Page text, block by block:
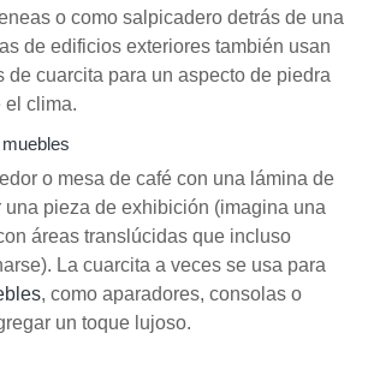
o como salpicadero detrás de una
de edificios exteriores también usan
de cuarcita para un aspecto de piedra
el clima.
o mesa de café con una lámina de
una pieza de exhibición (imagina una
áreas translúcidas que incluso
La cuarcita a veces se usa para
, como aparadores, consolas o
un toque lujoso.